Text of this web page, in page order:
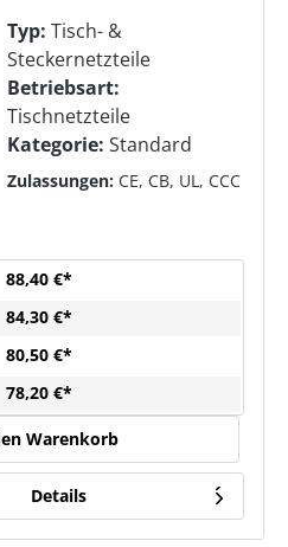
Typ: Tisch- &
Steckernetzteile
Betriebsart:
Tischnetzteile
Kategorie: Standard
Zulassungen: CE, CB, UL, CCC
88,40 €*
84,30 €*
80,50 €*
78,20 €*
Warenkorb
Details